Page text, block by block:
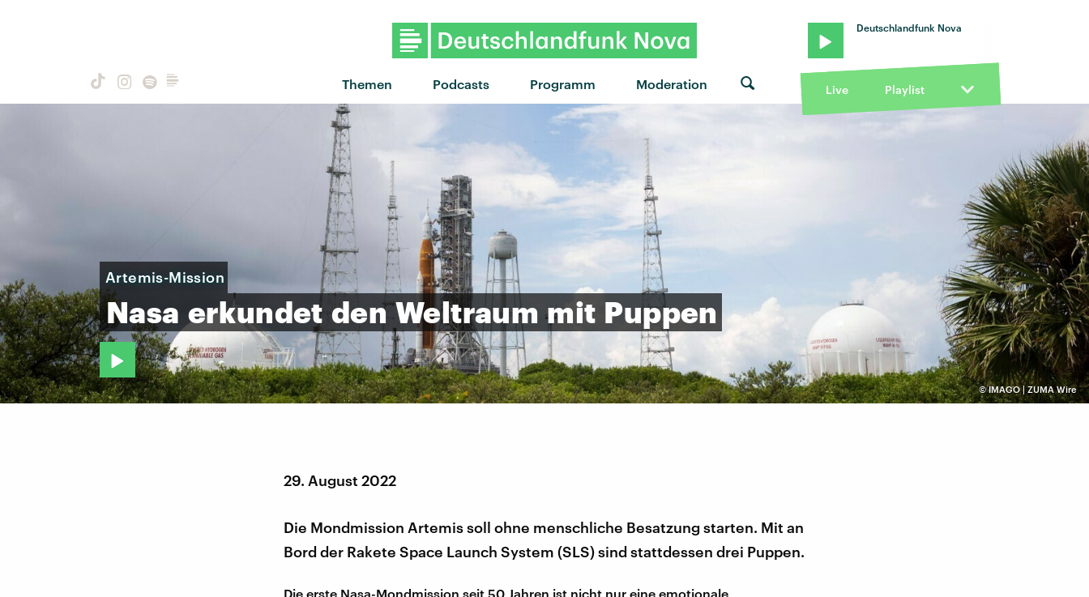
Themen Podcasts Programm Moderation
Deutschlandfunk Nova
Live Playlist
©IMAGO | ZUMA Wire
Artemis-Mission
Nasa erkundet den Weltraum mit Puppen
29. August 2022
Die Mondmission Artemis soll ohne menschliche Besatzung starten. Mit an
Bord der Rakete Space Launch System (SLS) sind stattdessen drei Puppen.
Die erste Nasa-Mondmission seit 50 Jahren ist nicht nur eine emotionale